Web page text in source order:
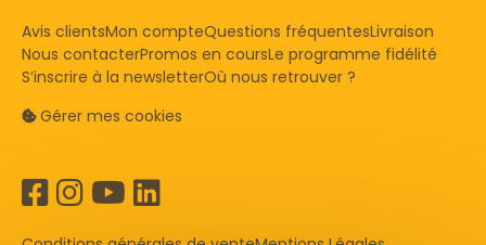
Avis clientsMon compteQuestions fréquentesLivraison
Nous contacterPromos en coursLe programme fidélité
S’inscrire à la newsletterOù nous retrouver ?
Gérer mes cookies